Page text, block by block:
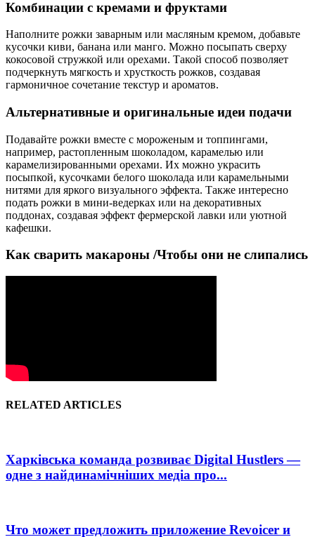
Комбинации с кремами и фруктами
Наполните рожки заварным или масляным кремом, добавьте
кусочки киви, банана или манго. Можно посыпать сверху
кокосовой стружкой или орехами. Такой способ позволяет
подчеркнуть мягкость и хрусткость рожков, создавая
гармоничное сочетание текстур и ароматов.
Альтернативные и оригинальные идеи подачи
Подавайте рожки вместе с мороженым и топпингами,
например, растопленным шоколадом, карамелью или
карамелизированными орехами. Их можно украсить
посыпкой, кусочками белого шоколада или карамельными
нитями для яркого визуального эффекта. Также интересно
подать рожки в мини-ведерках или на декоративных
поддонах, создавая эффект фермерской лавки или уютной
кафешки.
Как сварить макароны /Чтобы они не слипались
RELATED ARTICLES
Харківська команда розвиває Digital Hustlers —
одне з найдинамічніших медіа про...
Что может предложить приложение Revoicer и